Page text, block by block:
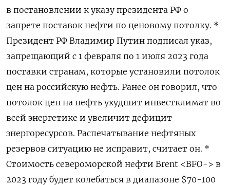
в постановлении к указу президента РФ о
запрете поставок нефти по ценовому потолку. *
Президент РФ Владимир Путин подписал указ,
запрещающий с 1 февраля по 1 июля 2023 года
поставки странам, которые установили потолок
цен на российскую нефть. Ранее он говорил, что
потолок цен на нефть ухудшит инвестклимат во
всей энергетике и увеличит дефицит
энергоресурсов. Распечатывание нефтяных
резервов ситуацию не исправит, считает он. *
Стоимость североморской нефти Brent <BFO-> в
2023 году будет колебаться в диапазоне $70-100